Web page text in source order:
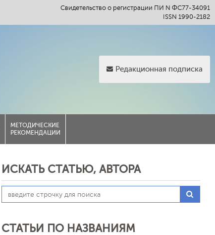
Свидетельство о регистрации ПИ N ФС77-34091
ISSN 1990-2182
Редакционная подписка
МЕТОДИЧЕСКИЕ
РЕКОМЕНДАЦИИ
ИСКАТЬ СТАТЬЮ, АВТОРА
СТАТЬИ ПО НАЗВАНИЯМ